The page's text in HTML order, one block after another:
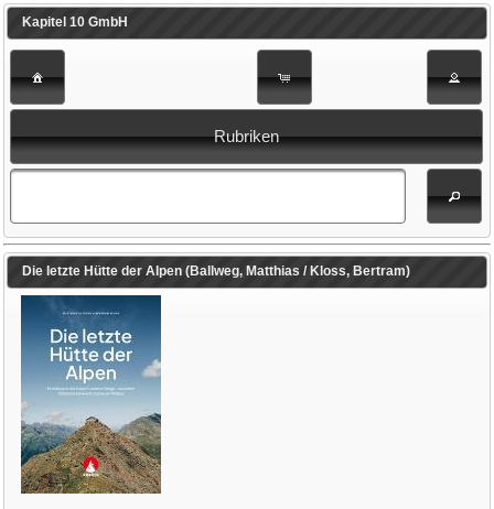
Kapitel 10 GmbH
Rubriken
Die letzte Hütte der Alpen (Ballweg, Matthias / Kloss, Bertram)